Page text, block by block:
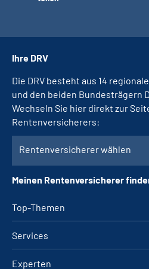
Top-Themen
Services
Experten
Ihre DRV
Die DRV besteht aus 14
und den beiden Bundesträgern
Wechseln Sie hier direkt zur
Rentenversicherers:
Rentenversicherer wählen
Meinen Rentenversicherer